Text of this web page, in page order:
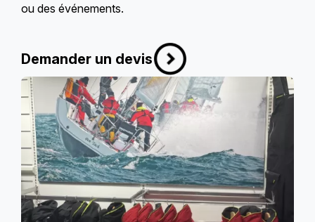
ou des événements.
Demander un devis